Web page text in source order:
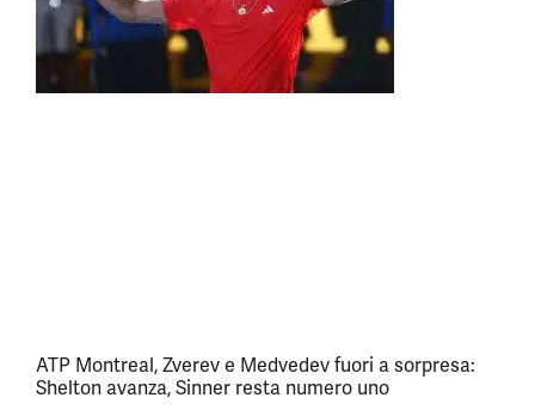
ATP Montreal, Zverev e Medvedev fuori a sorpresa:
Shelton avanza, Sinner resta numero uno